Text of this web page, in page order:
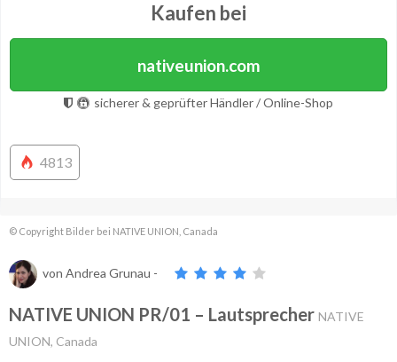
Kaufen bei
nativeunion.com
sicherer & geprüfter Händler / Online-Shop
4813
© Copyright Bilder bei NATIVE UNION, Canada
von Andrea Grunau -
NATIVE UNION PR/01 – Lautsprecher NATIVE
UNION, Canada